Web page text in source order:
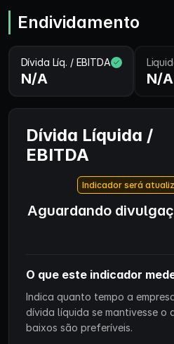
Endividamento
Dívida Líq. / EBITDA
N/A N/A
Dívida Líquida /
EBITDA
Indicador será
Aguardando
O que este indicador
Indica quanto tempo a
dívida líquida se mantivesse o
baixos são preferíveis.